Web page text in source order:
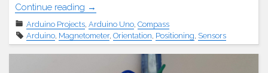
Continue reading "GY-
273/HMC5883L
–
Kompassmodul"
→
Arduino Projects, Arduino Uno, Compass
Arduino, Magnetometer, Orientation, Positioning, Sensors